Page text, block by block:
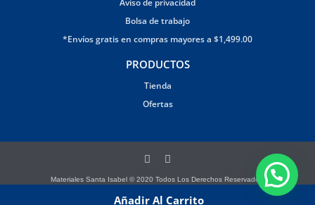
Añadir Al Carrito
Aviso de privacidad
Bolsa de trabajo
*Envíos gratis en compras mayores a $1,499.00
PRODUCTOS
Tienda
Ofertas
Materiales Santa Isabel © 2020 Todos Los Derechos Reservados.